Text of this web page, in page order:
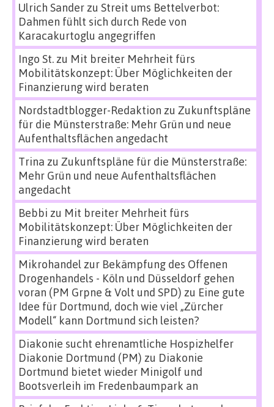
Ulrich Sanderzu Streit ums Bettelverbot:
Dahmen fühlt sich durch Rede von
Karacakurtoglu angegriffen
Ingo St.zu Mit breiter Mehrheit fürs
Mobilitätskonzept: Über Möglichkeiten der
Finanzierung wird beraten
Nordstadtblogger-Redaktion zu Zukunftspläne
für die Münsterstraße: Mehr Grün und neue
Aufenthaltsflächen angedacht
Trina zu Zukunftspläne für die Münsterstraße:
Mehr Grün und neue Aufenthaltsflächen
angedacht
Bebbi zu Mit breiter Mehrheit fürs
Mobilitätskonzept: Über Möglichkeiten der
Finanzierung wird beraten
Mikrohandel zur Bekämpfung des Offenen
Drogenhandels - Köln und Düsseldorf gehen
voran (PM Grpne & Volt und SPD) zu Eine gute
Idee für Dortmund, doch wie viel „Zürcher
Modell“ kann Dortmund sich leisten?
Diakonie sucht ehrenamtliche Hospizhelfer
Diakonie Dortmund (PM) zu Diakonie
Dortmund bietet wieder Minigolf und
Bootsverleih im Fredenbaumpark an